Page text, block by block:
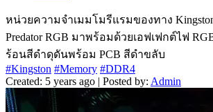
หน่วยความจำเมมโมรีแรมของทาง
Predator RGB มาพร้อมด้วยเอฟเฟกต์ไฟ
ร้อนสีดำดุดันพร้อม PCB สีดำขลับ
#Kingston #Memory #DDR4
Created: 5 years ago | Posted by: Admin